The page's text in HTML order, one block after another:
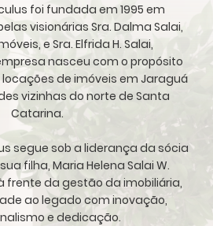
foi fundada em 1995 em
visionárias Sra. Dalma Salai,
e Sra. Elfrida H. Salai,
nasceu com o propósito
de imóveis em Jaraguá
vizinhas do norte de Santa
Catarina.
segue sob a liderança da sócia
filha, Maria Helena Salai W.
frente da gestão da imobiliária,
ao legado com inovação,
e dedicação.